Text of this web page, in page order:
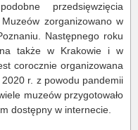
przedsięwzięcia
zorganizowano w
Następnego roku
także w Krakowie i w
corocznie organizowana
r. z powodu pandemii
muzeów przygotowało
dostępny w internecie.